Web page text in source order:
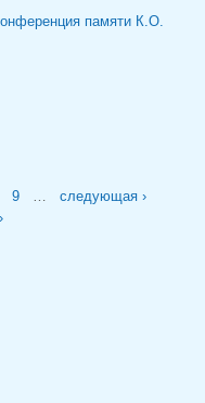
памяти К.О.
9
следующая ›